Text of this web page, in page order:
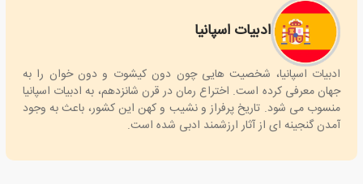
ادبیات اسپانیا
Spanish literature
ادبیات اسپانیا، شخصیت هایی چون دون کیشوت و دون خوان را به
جهان معرفی کرده است. اختراع رمان در قرن شانزدهم، به ادبیات اسپانیا
منسوب می شود. تاریخ پرفراز و نشیب و کهن این کشور، باعث به وجود
آمدن گنجینه ای از آثار ارزشمند ادبی شده است.